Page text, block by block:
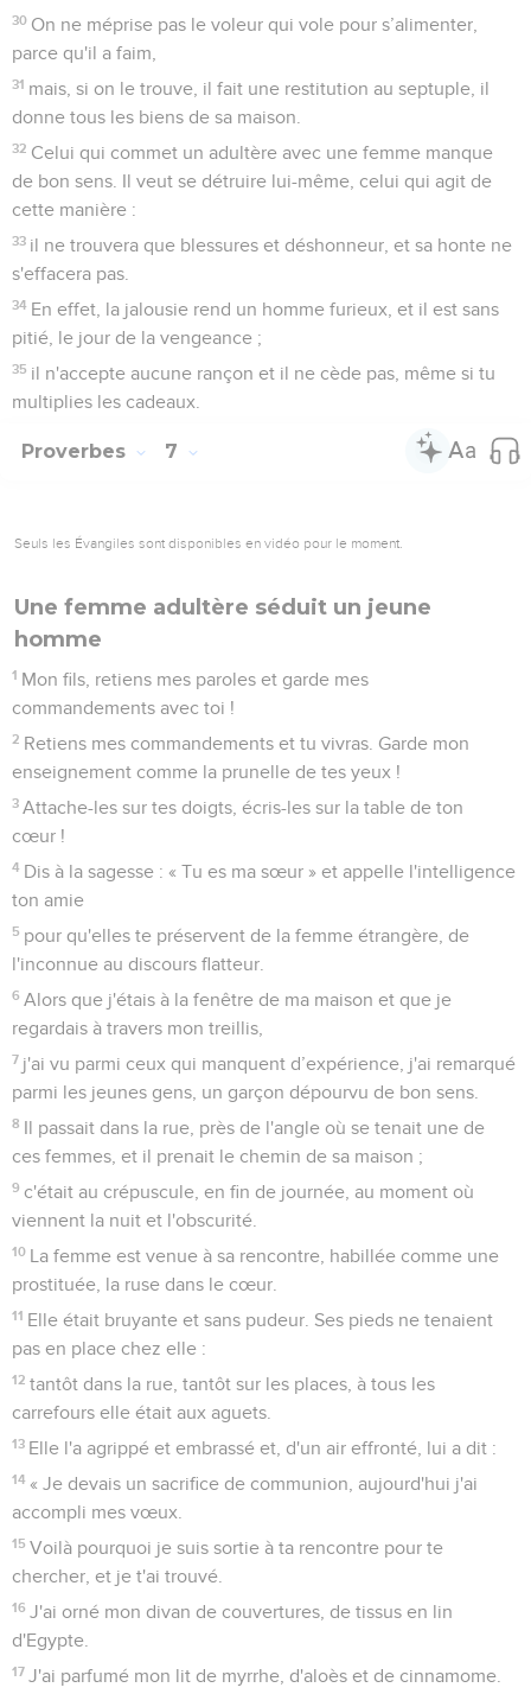
30 On ne méprise pas le voleur qui vole pour s’alimenter,
parce qu'il a faim,
31 mais, si on le trouve, il fait une restitution au septuple, il
donne tous les biens de sa maison.
32 Celui qui commet un adultère avec une femme manque
de bon sens. Il veut se détruire lui-même, celui qui agit de
cette manière :
33 il ne trouvera que blessures et déshonneur, et sa honte ne
s'effacera pas.
34 En effet, la jalousie rend un homme furieux, et il est sans
pitié, le jour de la vengeance ;
35 il n'accepte aucune rançon et il ne cède pas, même si tu
multiplies les cadeaux.
Proverbes 7
Seuls les Évangiles sont disponibles en vidéo pour le moment.
Une femme adultère séduit un jeune
homme
1 Mon fils, retiens mes paroles et garde mes
commandements avec toi !
2 Retiens mes commandements et tu vivras. Garde mon
enseignement comme la prunelle de tes yeux !
3 Attache-les sur tes doigts, écris-les sur la table de ton
cœur !
4 Dis à la sagesse : « Tu es ma sœur » et appelle l'intelligence
ton amie
5 pour qu'elles te préservent de la femme étrangère, de
l'inconnue au discours flatteur.
6 Alors que j'étais à la fenêtre de ma maison et que je
regardais à travers mon treillis,
7 j'ai vu parmi ceux qui manquent d’expérience, j'ai remarqué
parmi les jeunes gens, un garçon dépourvu de bon sens.
8 Il passait dans la rue, près de l'angle où se tenait une de
ces femmes, et il prenait le chemin de sa maison ;
9 c'était au crépuscule, en fin de journée, au moment où
viennent la nuit et l'obscurité.
10 La femme est venue à sa rencontre, habillée comme une
prostituée, la ruse dans le cœur.
11 Elle était bruyante et sans pudeur. Ses pieds ne tenaient
pas en place chez elle :
12 tantôt dans la rue, tantôt sur les places, à tous les
carrefours elle était aux aguets.
13 Elle l'a agrippé et embrassé et, d'un air effronté, lui a dit :
14 « Je devais un sacrifice de communion, aujourd'hui j'ai
accompli mes vœux.
15 Voilà pourquoi je suis sortie à ta rencontre pour te
chercher, et je t'ai trouvé.
16 J'ai orné mon divan de couvertures, de tissus en lin
d'Egypte.
17 J'ai parfumé mon lit de myrrhe, d'aloès et de cinnamome.